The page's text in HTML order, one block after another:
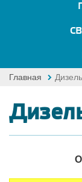
Главная